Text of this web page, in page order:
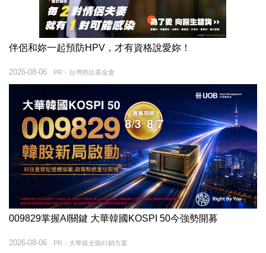
伴侶和妳一起預防HPV，才有資格說愛妳！
PR・台灣癌症基金會
2026-08-06
009829掌握AI關鍵 大華韓國KOSPI 50今強勢開募
PR・大華銀全能行銷方案
2026-08-06